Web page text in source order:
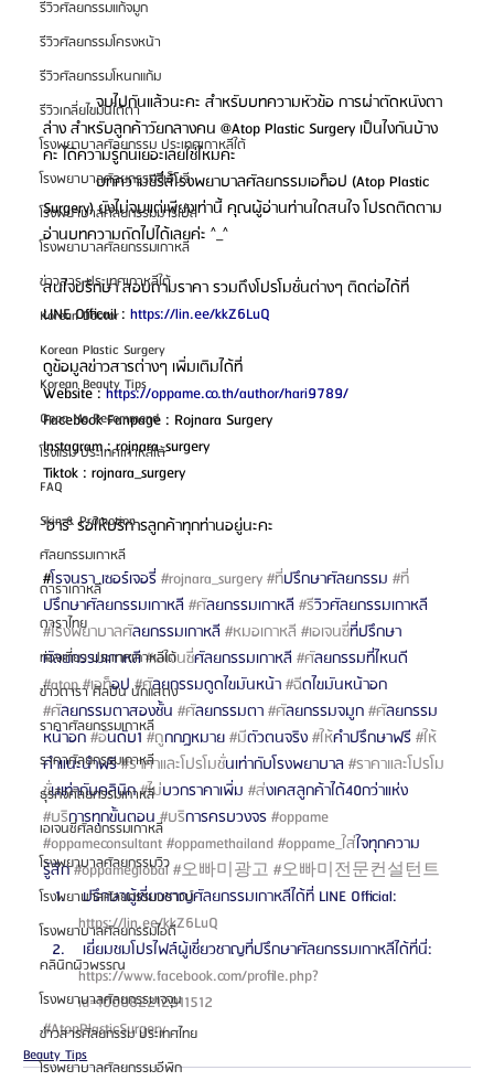
รีวิวศัลยกรรมแก้จมูก
รีวิวศัลยกรรมโครงหน้า
รีวิวศัลยกรรมโหนกแก้ม
รีวิวเกลี่ยไขมันใต้ตา
โรงพยาบาลศัลยกรรม ประเทศเกาหลีใต้
โรงพยาบาลศัลยกรรมจีเอ็นจี
โรงพยาบาลศัลยกรรมมาร์เบิ้ล
โรงพยาบาลศัลยกรรมเกาหลี
ข่าวสาร ประเทศเกาหลีใต้
Korean Doctor
Korean Plastic Surgery
Korean Beauty Tips
Oppa Me Recommend
โรงแรม ประเทศเกาหลีใต้
FAQ
Skin & Promotion
ศัลยกรรมเกาหลี
ดาราเกาหลี
ดาราไทย
ท่องเที่ยว ประเทศเกาหลีใต้
ข่าวดารา ศิลปิน นักแสดง
ราคาศัลยกรรมเกาหลี
ราคาศัลยกรรมเกาหลี
ธุรกิจศัลยกรรมเกาหลี
เอเจนซี่ศัลยกรรมเกาหลี
โรงพยาบาลศัลยกรรมวิว
โรงพยาบาลศัลยกรรมบราวน์
โรงพยาบาลศัลยกรรมไอดี
คลินิกผิวพรรณ
โรงพยาบาลศัลยกรรมเจจุน
ข่าวสารศัลยกรรม ประเทศไทย
โรงพยาบาลศัลยกรรมอีพิก
จบไปกันแล้วนะคะ สำหรับบทความหัวข้อ การผ่าตัดหนังตา
ล่าง สำหรับลูกค้าวัยกลางคน @Atop Plastic Surgery เป็นไงกันบ้าง
คะ ได้ความรู้กันเยอะเลยใช่ไหมคะ
บทความซีรี่ส์โรงพยาบาลศัลยกรรมเอท็อป (Atop Plastic
Surgery) ยังไม่จบแต่เพียงเท่านี้ คุณผู้อ่านท่านใดสนใจ โปรดติดตาม
อ่านบทความถัดไปได้เลยค่ะ ^_^
สนใจปรึกษา สอบถามราคา รวมถึงโปรโมชั่นต่างๆ ติดต่อได้ที่
LINE Officail : https://lin.ee/kkZ6LuQ
ดูข้อมูลข่าวสารต่างๆ เพิ่มเติมได้ที่
Website : https://oppame.co.th/author/hari9789/
Facebook Fanpage : Rojnara Surgery
Instagram : rojnara_surgery
Tiktok : rojnara_surgery
‘ฮาริ’ รอให้บริการลูกค้าทุกท่านอยู่นะคะ
#โรจนรา_เซอร์เจอรี่ #rojnara_surgery#ที่ปรึกษาศัลยกรรม #ท
ปรึกษาศัลยกรรมเกาหลี #ศัลยกรรมเกาหลี #รีวิวศัลยกรรมเกาหลี
#โรงพยาบาลศัลยกรรมเกาหลี #หมอเกาหล ี #เอเจนซี่ที่ปรึกษา
ศัลยกรรมเกาหลี #เอเจนซี่ศัลยกรรมเกาหลี #ศัลยกรรมที่ไหนดี
#atop#เอท็อป #ศัลยกรรมดูดไขมันหน้า #ฉีดไขมันหน้าอก
#ศัลยกรรมตาสองชั้น #ศัลยกรรมตา #ศัลยกรรมจมูก #ศัลยกรรม
หน้าอก #อันดับ1 #ถูกกฎหมาย #มีตัวตนจริง #ให้คำปรึกษาฟรี #ให
คำแนะนำฟรี #ราคาและโปรโมชั่นเท่ากับโรงพยาบาล #ราคาและโปรโม
ชั่นเท่ากับคลินิก #ไม่บวกราคาเพิ่ม #ส่งเคสลูกค้าได้40กว่าแห่ง
#บริการทุกขั้นตอน #บริการครบวงจร #oppame
#oppameconsultant#oppamethailand#oppame_ใส่ใจทุกความ
รู้สึก #oppameglobal#오빠미광고 #오빠미전문컨설턴트
ปรึกษาผู้เชี่ยวชาญศัลยกรรมเกาหลีได้ที่ LINE Official:
https://lin.ee/kkZ6LuQ
เยี่ยมชมโปรไฟล์ผู้เชี่ยวชาญที่ปรึกษาศัลยกรรมเกาหลีได้ที่นี่:
https://www.facebook.com/profile.php?
id=100082212911512
#AtopPlasticSurgery
Beauty Tips